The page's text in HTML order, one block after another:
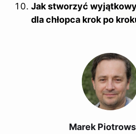
Jak stworzyć
dla chłopca krok po
Marek